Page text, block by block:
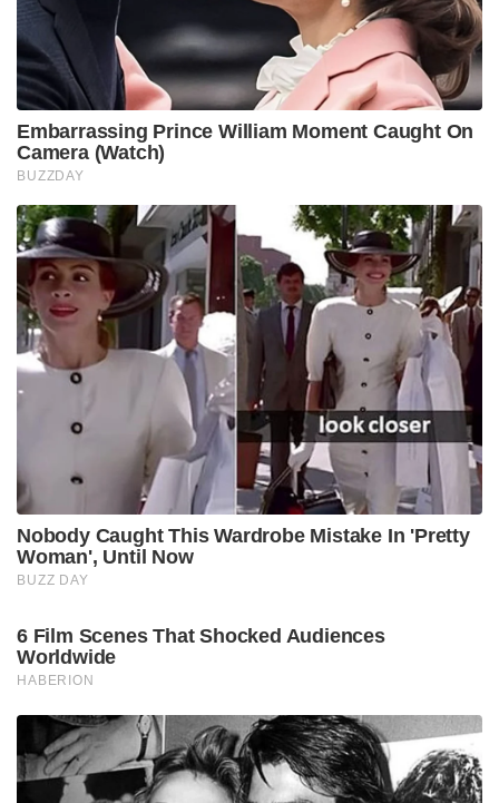
Embarrassing Prince William Moment Caught On
Camera (Watch)
BUZZDAY
Nobody Caught This Wardrobe Mistake In 'Pretty
Woman', Until Now
BUZZ DAY
6 Film Scenes That Shocked Audiences
Worldwide
HABERION